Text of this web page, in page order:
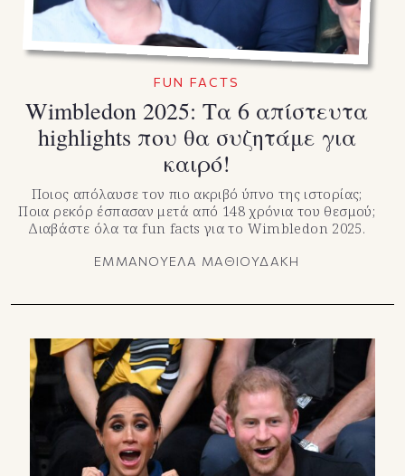
FUN FACTS
Wimbledon 2025: Τα 6 απίστευτα
highlights που θα συζητάμε για
καιρό!
Ποιος απόλαυσε τον πιο ακριβό ύπνο της ιστορίας;
Ποια ρεκόρ έσπασαν μετά από 148 χρόνια του θεσμού;
Διαβάστε όλα τα fun facts για το Wimbledon 2025.
ΕΜΜΑΝΟΥΕΛΑ ΜΑΘΙΟΥΔΑΚΗ